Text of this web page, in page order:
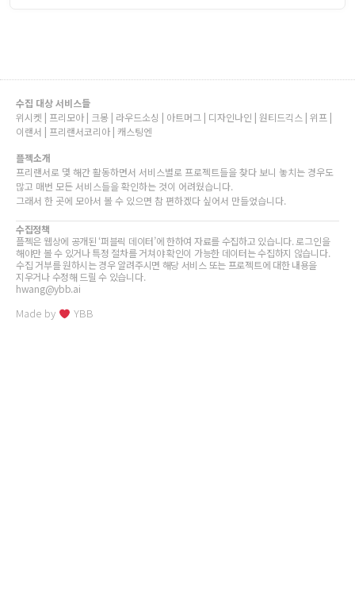
수집 대상 서비스들
위시켓 | 프리모아 | 크몽 | 라우드소싱 | 아트머그 | 디자인나인 | 원티드긱스 | 위프 |
이랜서 | 프리랜서코리아 | 캐스팅엔
플젝소개
프리랜서로 몇 해간 활동하면서 서비스별로 프로젝트들을 찾다 보니 놓치는 경우도
많고 매번 모든 서비스들을 확인하는 것이 어려웠습니다.
그래서 한 곳에 모아서 볼 수 있으면 참 편하겠다 싶어서 만들었습니다.
수집정책
플젝은 웹상에 공개된 ‘퍼블릭 데이터’에 한하여 자료를 수집하고 있습니다. 로그인을
해야만 볼 수 있거나 특정 절차를 거쳐야 확인이 가능한 데이터는 수집하지 않습니다.
수집 거부를 원하시는 경우 알려주시면 해당 서비스 또는 프로젝트에 대한 내용을
지우거나 수정해 드릴 수 있습니다.
hwang@ybb.ai
Made by YBB